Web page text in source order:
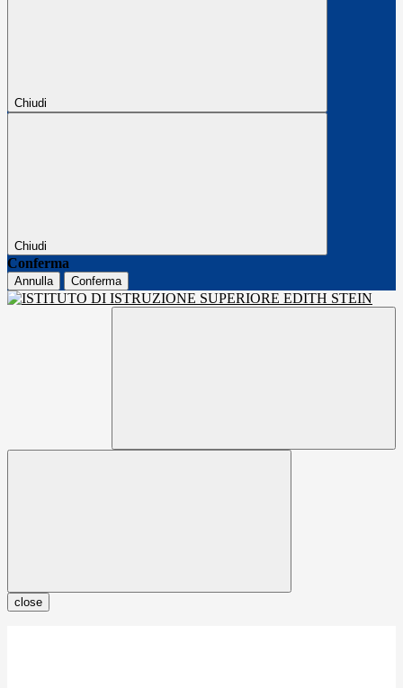
Chiudi
Chiudi
Conferma
Annulla Conferma
close